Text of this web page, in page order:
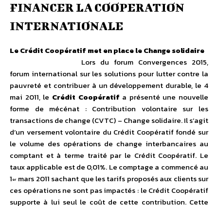
FINANCER LA COOPERATION
INTERNATIONALE
Le Crédit Coopératif met en place le Change solidaire
Lors du forum Convergences 2015,
forum international sur les solutions pour lutter contre la
pauvreté et contribuer à un développement durable, le 4
mai 2011, le Crédit Coopératif a présenté une nouvelle
forme de mécénat : Contribution volontaire sur les
transactions de change (CVTC) – Change solidaire. Il s’agit
d’un versement volontaire du Crédit Coopératif fondé sur
le volume des opérations de change interbancaires au
comptant et à terme traité par le Crédit Coopératif. Le
taux applicable est de 0,01%. Le comptage a commencé au
1er mars 2011 sachant que les tarifs proposés aux clients sur
ces opérations ne sont pas impactés : le Crédit Coopératif
supporte à lui seul le coût de cette contribution. Cette